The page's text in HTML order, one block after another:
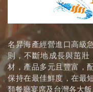
名昇海產經營進口高級
則，不斷地成長與茁
材，產品多元且豐富，
保持在最佳鮮度，在最
類餐廳宴席及台灣各大飯